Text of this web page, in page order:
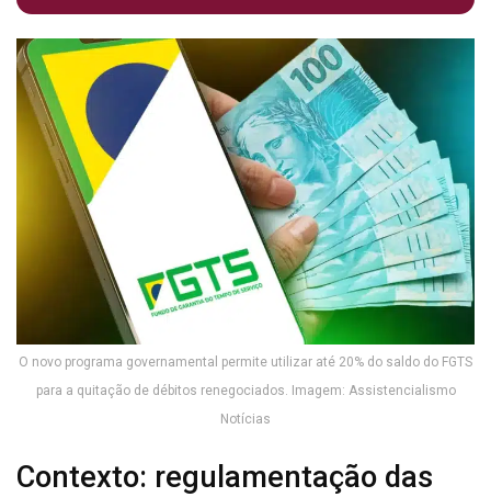
O novo programa governamental permite utilizar até 20% do saldo do FGTS
para a quitação de débitos renegociados. Imagem: Assistencialismo
Notícias
Contexto: regulamentação das